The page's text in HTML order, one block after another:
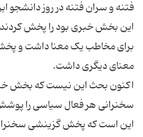
فتنه و سران فتنه در روز دانشجو
این بخش خبری بود را پخش
برای مخاطب یک معنا داشت و
اکنون بحث این نیست که بخش
سخنرانی هر فعال سیاسی را
این است که پخش گزینشی